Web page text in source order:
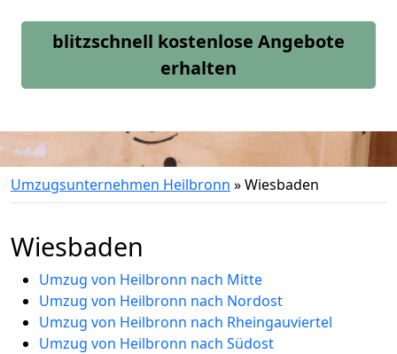
blitzschnell kostenlose Angebote
erhalten
Umzugsunternehmen Heilbronn »Wiesbaden
Wiesbaden
Umzug von Heilbronn nach Mitte
Umzug von Heilbronn nach Nordost
Umzug von Heilbronn nach Rheingauviertel
Umzug von Heilbronn nach Südost